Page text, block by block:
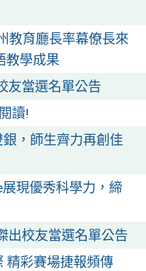
教育廳長率幕僚長來
教學成果
友當選名單公告
讀!
，師生齊力再創佳
現優秀科學力，締
出校友當選名單公告
精彩賽場捷報頻傳